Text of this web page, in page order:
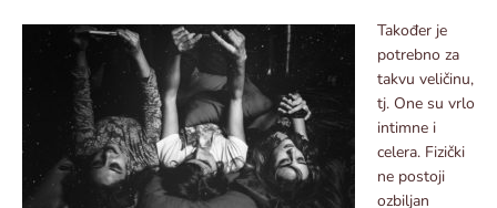
Također je
potrebno za
takvu veličinu,
tj. One su vrlo
intimne i
celera. Fizički
ne postoji
ozbiljan